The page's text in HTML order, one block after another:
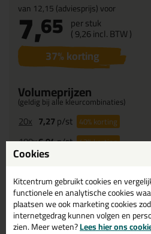
van 12,15(adviesprijs) voor
7,65 per stuk
(9,26incl. BTW )
37% korting
Volumeprijzen
(geldig bij alle kleurcombinaties)
20x 7,27p/st 40%korting
100x6,94p/st 43%korting
200x6,65
Waarom dit product?
Na 6 uurkleefvrij
Ruim kleuren aanbod
Cookies
Kitcentrum gebruikt cookies en
functionele en analytische cookies
plaatsen we ook marketing cookies
internetgedrag kunnen volgen en
zien. Meer weten?Lees hier ons